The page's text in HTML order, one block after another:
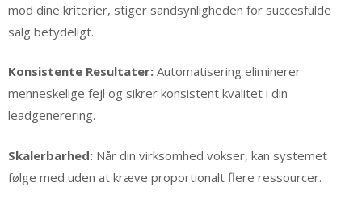
mod dine kriterier, stiger sandsynligheden for succesfulde
salg betydeligt.
Konsistente Resultater: Automatisering eliminerer
menneskelige fejl og sikrer konsistent kvalitet i din
leadgenerering.
Skalerbarhed: Når din virksomhed vokser, kan systemet
følge med uden at kræve proportionalt flere ressourcer.